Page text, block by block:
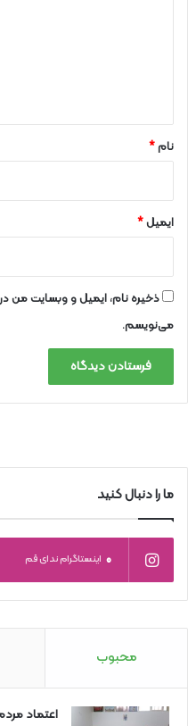
نام*
ایمیل*
ذخیره نام، ایمیل و وبسایت من
می‌نویسم.
ما را دنبال کنید
0 اینستاگرام ندای قم
محبوب
اعتماد